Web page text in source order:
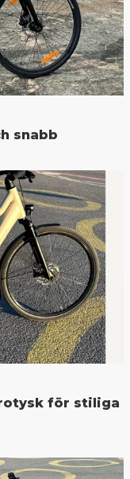
snabb
för stiliga